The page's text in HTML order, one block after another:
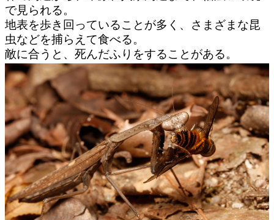
で見られる。
地表を歩き回っていることが多く、さまざまな昆
虫などを捕らえて食べる。
敵に合うと、死んだふりをすることがある。